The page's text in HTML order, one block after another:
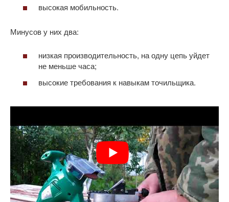
высокая мобильность.
Минусов у них два:
низкая производительность, на одну цепь уйдет
не меньше часа;
высокие требования к навыкам точильщика.